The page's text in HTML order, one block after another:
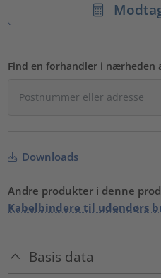
Find en forhandler i nærheden
Downloads
Andre produkter i denne
Kabelbindere til udendørs
Basis data